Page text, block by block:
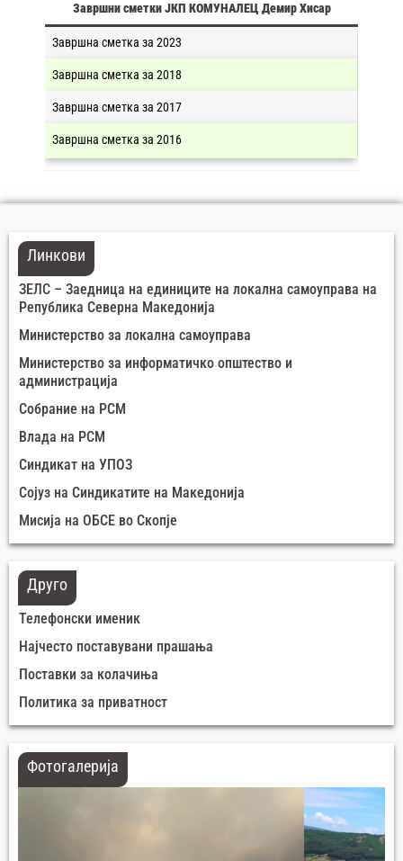
Завршни сметки ЈКП КОМУНАЛЕЦ Демир Хисар
Завршна сметка за 2023
Завршна сметка за 2018
Завршна сметка за 2017
Завршна сметка за 2016
Линкови
ЗЕЛС – Заедница на единиците на локална самоуправа на
Република Северна Македонија
Министерство за локална самоуправа
Министерство за информатичко општество и
администрација
Собрание на РСМ
Влада на РСМ
Синдикат на УПОЗ
Сојуз на Синдикатите на Македонија
Мисија на ОБСЕ во Скопје
Друго
Телефонски именик
Најчесто поставувани прашања
Поставки за колачиња
Политика за приватност
Фотогалерија